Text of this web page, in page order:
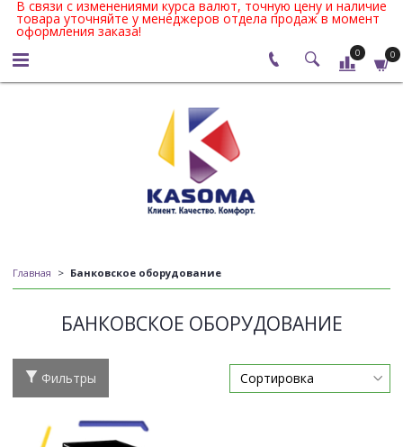
В связи с изменениями курса валют, точную цену и наличие
товара уточняйте у менеджеров отдела продаж в момент
оформления заказа!
0 0
Главная Банковское оборудование
БАНКОВСКОЕ ОБОРУДОВАНИЕ
Фильтры